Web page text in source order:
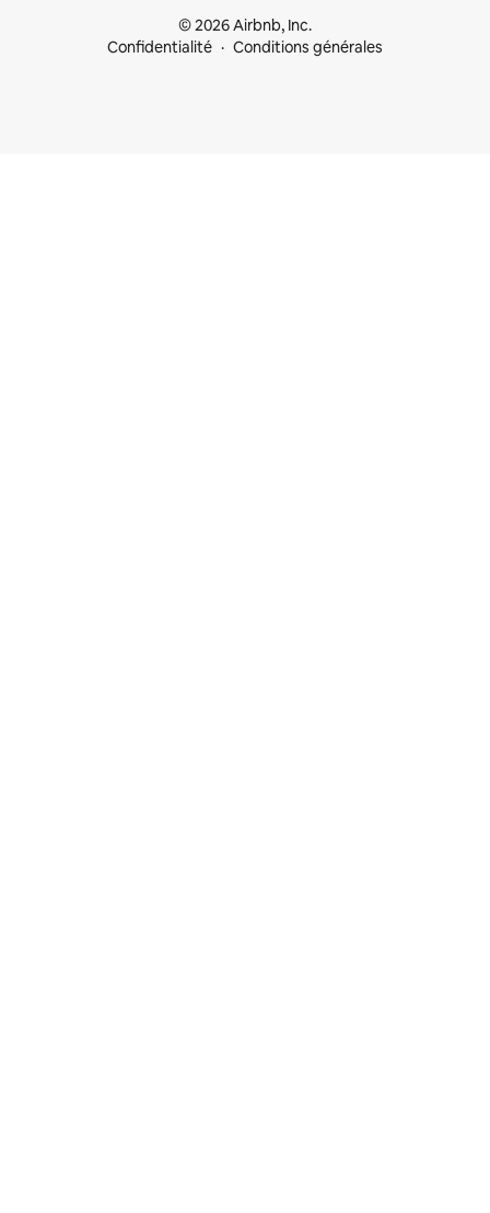
© 2026 Airbnb, Inc.
Confidentialité
Conditions générales